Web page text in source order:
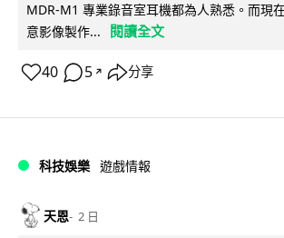
MDR-M1 專業錄音室耳機都為人熟悉。而現
意影像製作...
閱讀全文
40 5 ↗ 分享
科技娛樂 遊戲情報
天恩 2 日